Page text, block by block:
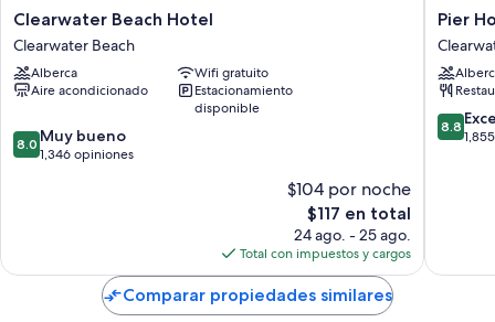
Clearwater
Beach
Hotel
Clearwater
Beach
Clearwater Beach Hotel
Clearwater Beach
Alberca
Wifi gratuito
Aire acondicionado
Estacionamiento
disponible
8.0
de
8.0 Muy bueno
1,346 opiniones
$104 por noche
El
precio
actual
es
de
$117
$117 en total
24 ago. - 25 ago.
Total con impuestos y cargos
Pier
House
60
Beach
Marina
Hotel
Pier
8.8
de
8.8
Comparar propiedades similares